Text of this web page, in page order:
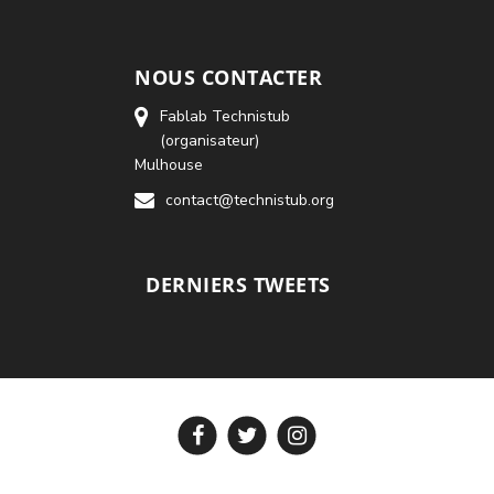
NOUS CONTACTER
Fablab Technistub
(organisateur)
Mulhouse
contact@technistub.org
DERNIERS TWEETS